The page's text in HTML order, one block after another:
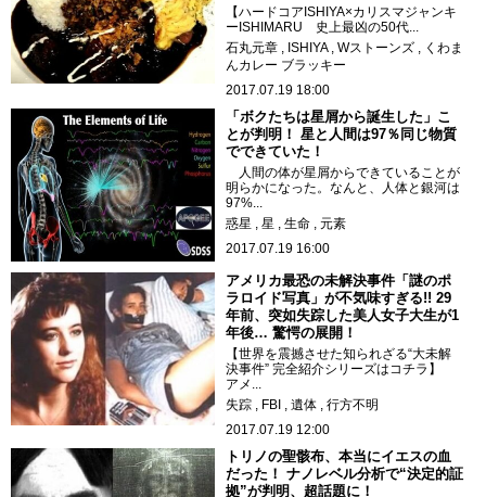
【ハードコアISHIYA×カリスマジャンキ
ーISHIMARU 史上最凶の50代...
石丸元章
ISHIYA Wストーンズ
くわま
んカレー ブラッキー
2017.07.19 18:00
「ボクたちは星屑から誕生した」こ
とが判明！ 星と人間は97％同じ物質
でできていた！
人間の体が星屑からできていることが
明らかになった。なんと、人体と銀河は
97%...
惑星
星 生命
元素
2017.07.19 16:00
アメリカ最恐の未解決事件「謎のポ
ラロイド写真」が不気味すぎる!! 29
年前、突如失踪した美人女子大生が1
年後… 驚愕の展開！
【世界を震撼させた知られざる“大未解
決事件” 完全紹介シリーズはコチラ】
アメ...
失踪
FBI 遺体
行方不明
2017.07.19 12:00
トリノの聖骸布、本当にイエスの血
だった！ ナノレベル分析で“決定的証
拠”が判明、超話題に！